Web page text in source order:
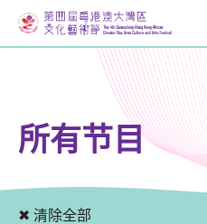
所有节目
✖ 清除全部